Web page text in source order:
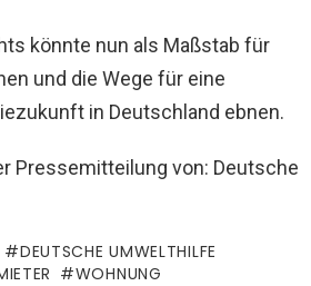
könnte nun als Maßstab für
und die Wege für eine
in Deutschland ebnen.
Pressemitteilung von: Deutsche
DEUTSCHE UMWELTHILFE
WOHNUNG